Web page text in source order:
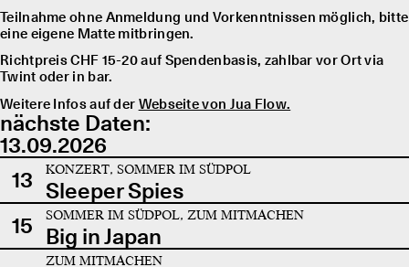
Teilnahme ohne Anmeldung und Vorkenntnissen möglich, bitte
eine eigene Matte mitbringen.
Richtpreis CHF 15-20 auf Spendenbasis, zahlbar vor Ort via
Twint oder in bar.
Weitere Infos auf der Webseite von Jua Flow.
nächste Daten:
13.09.2026
13
KONZERT, SOMMER IM SÜDPOL
Sleeper Spies
15
SOMMER IM SÜDPOL, ZUM MITMACHEN
Big in Japan
ZUM MITMACHEN